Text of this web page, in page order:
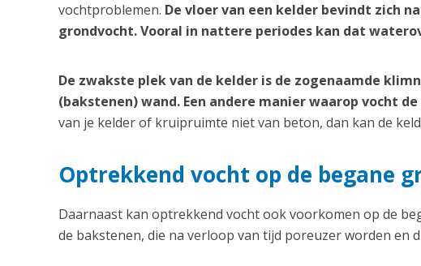
vochtproblemen. De vloer van een kelder bevindt zich
grondvocht. Vooral in nattere periodes kan dat
De zwakste plek van de kelder is de zogenaamde
(bakstenen) wand. Een andere manier waarop vocht
van je kelder of kruipruimte niet van beton, dan kan de
Optrekkend vocht op de begane
Daarnaast kan optrekkend vocht ook voorkomen op de
de bakstenen, die na verloop van tijd poreuzer worden en